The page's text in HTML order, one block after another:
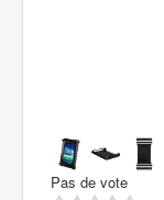
Pas de vote